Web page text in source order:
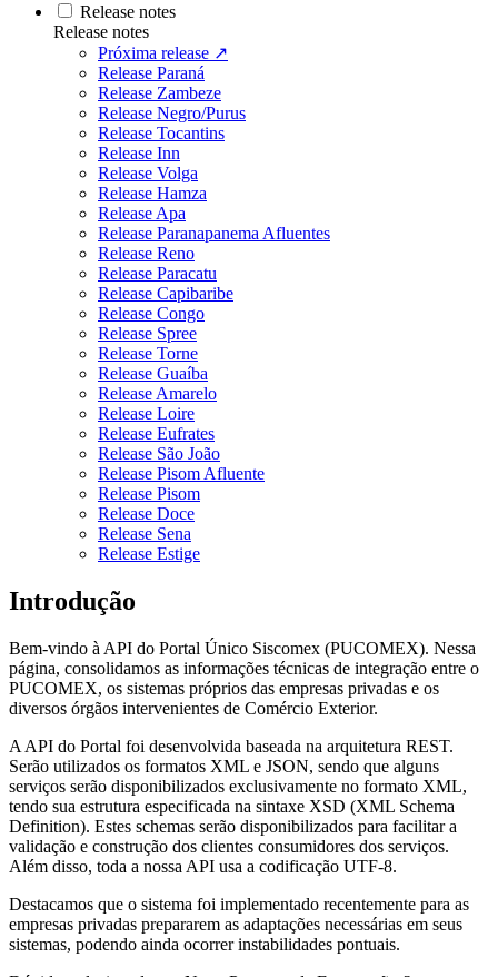
Release notes
Release notes
Próxima release ↗
Release Paraná
Release Zambeze
Release Negro/Purus
Release Tocantins
Release Inn
Release Volga
Release Hamza
Release Apa
Release Paranapanema Afluentes
Release Reno
Release Paracatu
Release Capibaribe
Release Congo
Release Spree
Release Torne
Release Guaíba
Release Amarelo
Release Loire
Release Eufrates
Release São João
Release Pisom Afluente
Release Pisom
Release Doce
Release Sena
Release Estige
Introdução
Bem-vindo à API do Portal Único Siscomex (PUCOMEX). Nessa
página, consolidamos as informações técnicas de integração entre o
PUCOMEX, os sistemas próprios das empresas privadas e os
diversos órgãos intervenientes de Comércio Exterior.
A API do Portal foi desenvolvida baseada na arquitetura REST.
Serão utilizados os formatos XML e JSON, sendo que alguns
serviços serão disponibilizados exclusivamente no formato XML,
tendo sua estrutura especificada na sintaxe XSD (XML Schema
Definition). Estes schemas serão disponibilizados para facilitar a
validação e construção dos clientes consumidores dos serviços.
Além disso, toda a nossa API usa a codificação UTF-8.
Destacamos que o sistema foi implementado recentemente para as
empresas privadas prepararem as adaptações necessárias em seus
sistemas, podendo ainda ocorrer instabilidades pontuais.